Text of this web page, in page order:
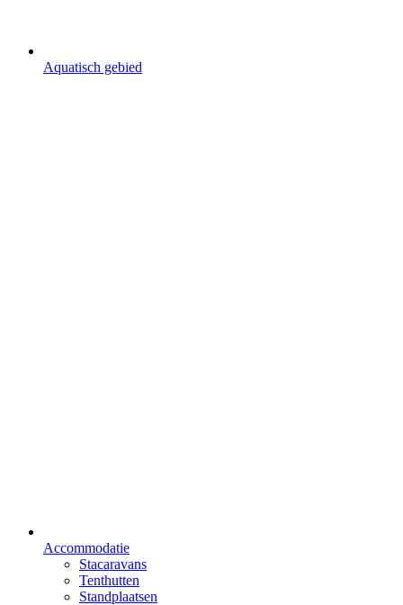
Aquatisch gebied
Accommodatie
Stacaravans
Tenthutten
Standplaatsen